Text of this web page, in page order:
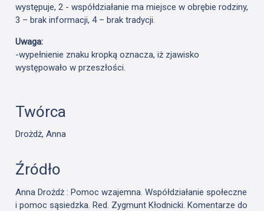
występuje, 2 - współdziałanie ma miejsce w obrębie rodziny,
3 – brak informacji, 4 – brak tradycji.
Uwaga:
-wypełnienie znaku kropką oznacza, iż zjawisko
występowało w przeszłości.
Twórca
Drożdż, Anna
Źródło
Anna Drożdż : Pomoc wzajemna. Współdziałanie społeczne
i pomoc sąsiedzka. Red. Zygmunt Kłodnicki. Komentarze do